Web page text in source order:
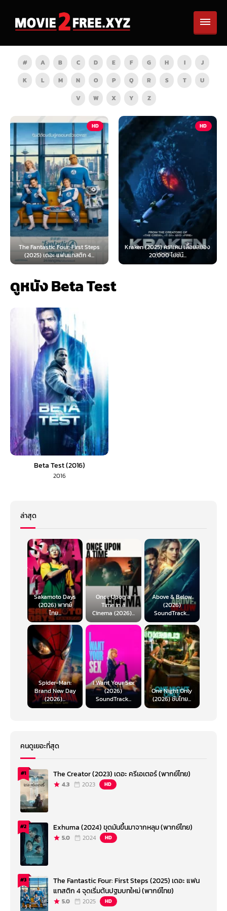
# A B C D E F G H I
J
K
L M N O P Q R S T
U
V
W X Y Z
HD
Four: First Steps
ะ แฟนแทสติก 4...
Kraken (2025) คราเคน เลื้อยสยอง
Oppenheimer
ดูหนัง Beta Test
Beta Test (2016)
2016
ล่าสุด
Sakamoto Days
(2026) พากย์
ไทย...
Once Upon a
Time in a
Cinema (2026)...
Above & Below
(2026)
SoundTrack...
Spider-Man:
Brand New Day
(2026)...
I Want Your Sex
(2026)
SoundTrack...
One Night Only
(2026) ซับไทย...
คนดูเยอะที่สุด
#1 The Creator (2023) เดอะ ครีเอเตอร์ (พากย์ไทย)
4.3 2023 HD
#2 Exhuma (2024) ขุดมันขึ้นมาจากหลุม (พากย์ไทย)
5.0 2024 HD
#3
The Fantastic Four: First Steps (2025) เดอะ แฟน
แทสติก 4 จุดเริ่มต้นปฐมบทใหม่ (พากย์ไทย)
5.0 2025 HD